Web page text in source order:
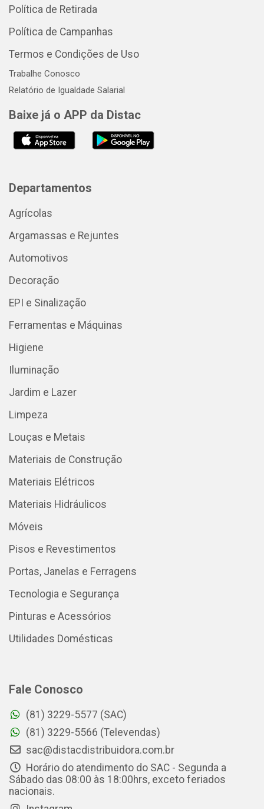
Política de Retirada
Política de Campanhas
Termos e Condições de Uso
Trabalhe Conosco
Relatório de Igualdade Salarial
Baixe já o APP da Distac
Departamentos
Agrícolas
Argamassas e Rejuntes
Automotivos
Decoração
EPI e Sinalização
Ferramentas e Máquinas
Higiene
Iluminação
Jardim e Lazer
Limpeza
Louças e Metais
Materiais de Construção
Materiais Elétricos
Materiais Hidráulicos
Móveis
Pisos e Revestimentos
Portas, Janelas e Ferragens
Tecnologia e Segurança
Pinturas e Acessórios
Utilidades Domésticas
Fale Conosco
(81) 3229-5577 (SAC)
(81) 3229-5566 (Televendas)
sac@distacdistribuidora.com.br
Horário do atendimento do SAC - Segunda a
Sábado das 08:00 às 18:00hrs, exceto feriados
nacionais.